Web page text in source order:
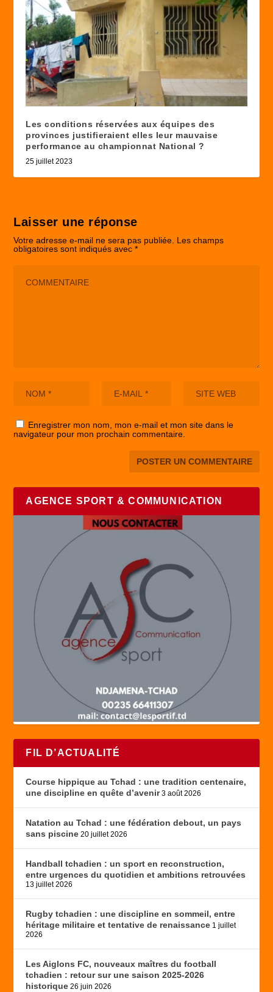
Les conditions réservées aux équipes des
provinces justifieraient elles leur mauvaise
performance au championnat National ?
25 juillet 2023
Laisser une réponse
Votre adresse e-mail ne sera pas publiée. Les champs
obligatoires sont indiqués avec*
Enregistrer mon nom, mon e-mail et mon site dans le
navigateur pour mon prochain commentaire.
AGENCE SPORT & COMMUNICATION
FIL D’ACTUALITÉ
Course hippique au Tchad : une tradition centenaire,
une discipline en quête d’avenir 3 août 2026
Natation au Tchad : une fédération debout, un pays
sans piscine 20 juillet 2026
Handball tchadien : un sport en reconstruction,
entre urgences du quotidien et ambitions retrouvées
13 juillet 2026
Rugby tchadien : une discipline en sommeil, entre
héritage militaire et tentative de renaissance 1 juillet
2026
Les Aiglons FC, nouveaux maîtres du football
tchadien : retour sur une saison 2025-2026
historique 26 juin 2026